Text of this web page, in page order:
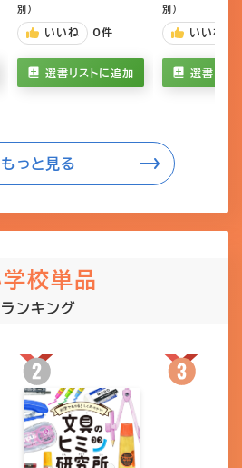
別）
いいね 0件
選書リストに追加
別）
いいね
選書リス
もっと見る
校単品
ランキング